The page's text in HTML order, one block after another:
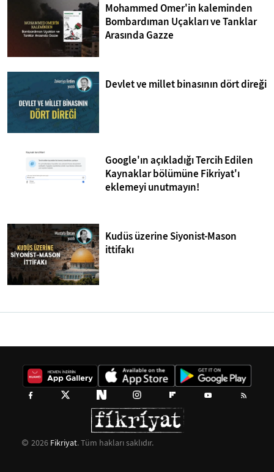
Mohammed Omer'in kaleminden
Bombardıman Uçakları ve Tanklar
Arasında Gazze
Devlet ve millet binasının dört direği
Google'ın açıkladığı Tercih Edilen
Kaynaklar bölümüne Fikriyat'ı
eklemeyi unutmayın!
Kudüs üzerine Siyonist-Mason
ittifakı
2026 Fikriyat. Tüm hakları saklıdır.